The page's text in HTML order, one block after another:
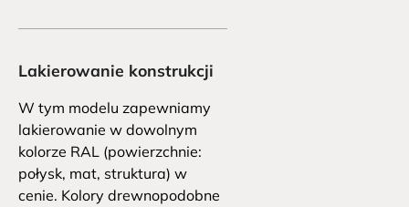
Lakierowanie konstrukcji
W tym modelu zapewniamy
lakierowanie w dowolnym
kolorze RAL (powierzchnie:
połysk, mat, struktura) w
cenie. Kolory drewnopodobne